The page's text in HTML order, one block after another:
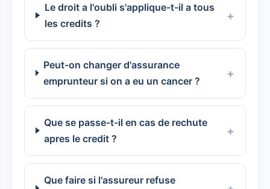
Le droit a l'oubli s'applique-t-il a tous
les credits ?
Peut-on changer d'assurance
emprunteur si on a eu un cancer ?
Que se passe-t-il en cas de rechute
apres le credit ?
Que faire si l'assureur refuse